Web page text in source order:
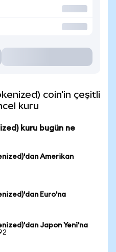
coin'in çeşitli
kuru
kuru bugün ne
Amerikan
Euro'na
Japon Yeni'na